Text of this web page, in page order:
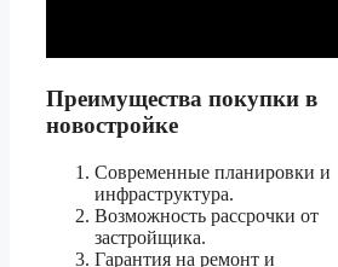
Преимущества покупки в
новостройке
Современные планировки и
инфраструктура.
Возможность рассрочки от
застройщика.
Гарантия на ремонт и